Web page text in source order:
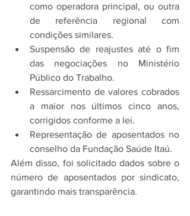
como operadora principal, ou outra
de referência regional com
condições similares.
Suspensão de reajustes até o fim
das negociações no Ministério
Público do Trabalho.
Ressarcimento de valores cobrados
a maior nos últimos cinco anos,
corrigidos conforme a lei.
Representação de aposentados no
conselho da Fundação Saúde Itaú.
Além disso, foi solicitado dados sobre o
número de aposentados por sindicato,
garantindo mais transparência.